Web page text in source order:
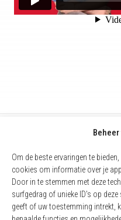
Om de beste ervaringen te
cookies om informatie over je
Door in te stemmen met deze
surfgedrag of unieke ID's op
geeft of uw toestemming intrekt,